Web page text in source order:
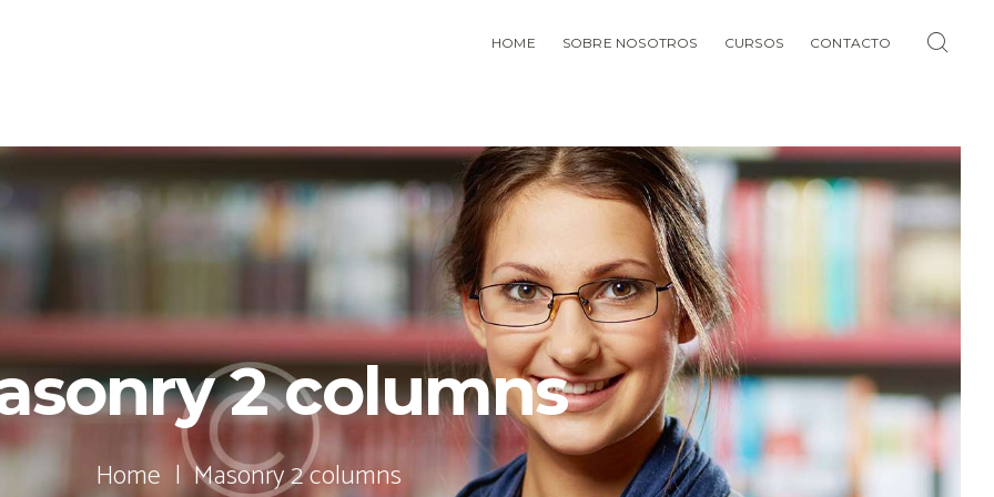
HOME SOBRE NOSOTROS CURSOS CONTACTO
2 columns
Home Masonry 2 columns